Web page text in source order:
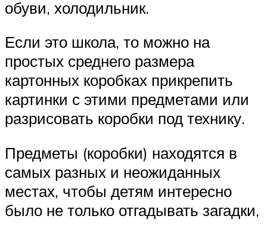
обуви, холодильник.
Если это школа, то можно на
простых среднего размера
картонных коробках прикрепить
картинки с этими предметами или
разрисовать коробки под технику.
Предметы (коробки) находятся в
самых разных и неожиданных
местах, чтобы детям интересно
было не только отгадывать загадки,